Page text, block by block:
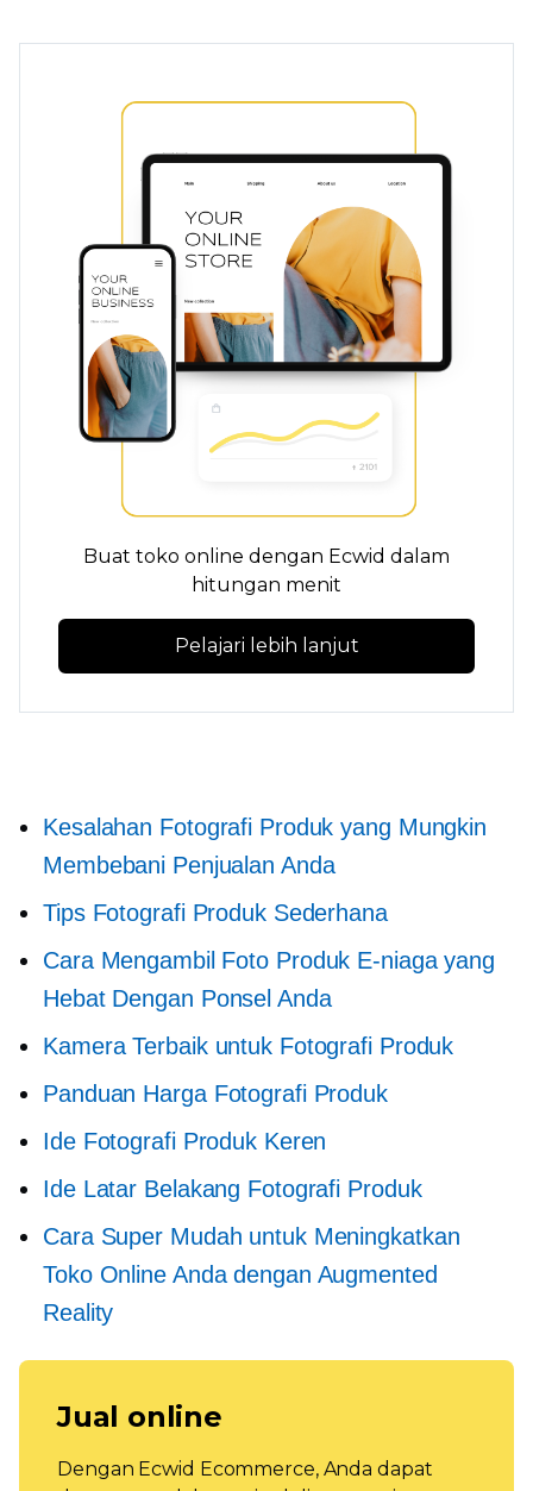
Buat toko online dengan Ecwid dalam
hitungan menit
Pelajari lebih lanjut
Kesalahan Fotografi Produk yang Mungkin
Membebani Penjualan Anda
Tips Fotografi Produk Sederhana
Cara Mengambil Foto Produk E-niaga yang
Hebat Dengan Ponsel Anda
Kamera Terbaik untuk Fotografi Produk
Panduan Harga Fotografi Produk
Ide Fotografi Produk Keren
Ide Latar Belakang Fotografi Produk
Cara Super Mudah untuk Meningkatkan
Toko Online Anda dengan Augmented
Reality
Jual online
Dengan Ecwid Ecommerce, Anda dapat